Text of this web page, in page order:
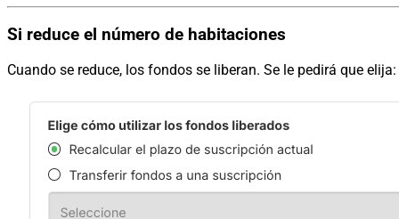
Si reduce el número de habitaciones
Cuando se reduce, los fondos se liberan. Se le pedirá que elija: